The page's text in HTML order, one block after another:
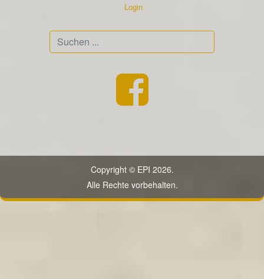
Login
Copyright © EPI 2026.
Alle Rechte vorbehalten.